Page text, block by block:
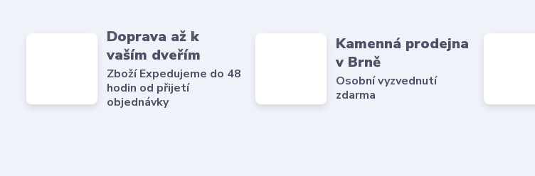
Doprava až k
vaším dveřím
Zboží Expedujeme do 48
hodin od přijetí
objednávky
Kamenná prodejna
v Brně
Osobní vyzvednutí
zdarma